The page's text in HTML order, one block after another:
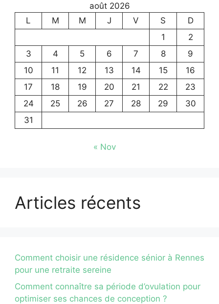
août 2026
L
M M J V S
D
1
2
3
4 5 6 7 8
9
10
11 12 13 14 15
16
17
18 19 20 21 22
23
24
25 26 27 28 29
30
31
« Nov
Articles récents
Comment choisir une résidence sénior à Rennes
pour une retraite sereine
Comment connaître sa période d’ovulation pour
optimiser ses chances de conception ?